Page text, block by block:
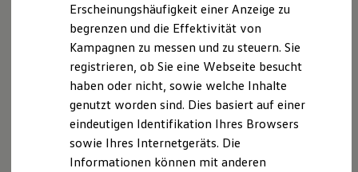
Marke und Erlebnis
Volkswagen R und R Experience
R-Modelle
R Experience
Driving Experience
Volkswagen entdecken
Werkbesichtigung
Lifestyle Shop
T-Roc Kollektion
Golf Kollektion
Disclaimer von Volkswagen AG
Die in dieser Darstellung gezeigten Fahrzeuge und
Ausstattungen können in einzelnen Details vom aktuellen
deutschen Lieferprogramm abweichen. Abgebildet sind
teilweise Sonderausstattungen der Fahrzeuge gegen
Mehrpreis.
Bitte beachten Sie auch unseren Konfigurator für eine
Übersicht der aktuell verfügbaren Modelle und Ausstattungen.
Erscheinungshäufigkeit einer Anzeige zu
begrenzen und die Effektivität von
Kampagnen zu messen und zu steuern. Sie
registrieren, ob Sie eine Webseite besucht
haben oder nicht, sowie welche Inhalte
genutzt worden sind. Dies basiert auf einer
eindeutigen Identifikation Ihres Browsers
sowie Ihres Internetgeräts. Die
Informationen können mit anderen